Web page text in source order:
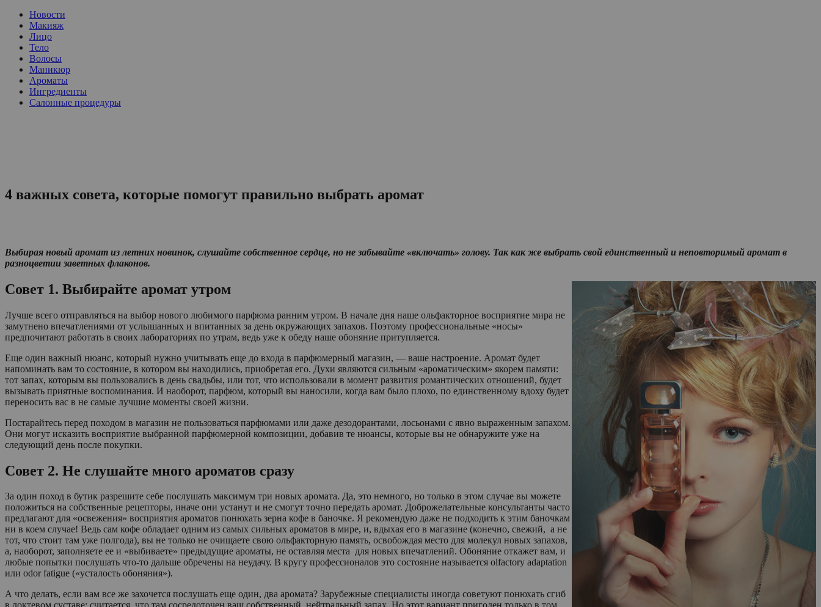
Новости
Макияж
Лицо
Тело
Волосы
Маникюр
Ароматы
Ингредиенты
Салонные процедуры
4 важных совета, которые помогут правильно выбрать аромат
Выбирая новый аромат из летних новинок, слушайте собственное сердце, но не забывайте «включать» голову. Так как же выбрать свой единственный и неповторимый аромат в
разноцветии заветных флаконов.
Совет 1. Выбирайте аромат утром
Лучше всего отправляться на выбор нового любимого парфюма ранним утром. В начале дня наше ольфакторное восприятие мира не
замутнено впечатлениями от услышанных и впитанных за день окружающих запахов. Поэтому профессиональные «носы»
предпочитают работать в своих лабораториях по утрам, ведь уже к обеду наше обоняние притупляется.
Еще один важный нюанс, который нужно учитывать еще до входа в парфюмерный магазин, — ваше настроение. Аромат будет
напоминать вам то состояние, в котором вы находились, приобретая его. Духи являются сильным «ароматическим» якорем памяти:
тот запах, которым вы пользовались в день свадьбы, или тот, что использовали в момент развития романтических отношений, будет
вызывать приятные воспоминания. И наоборот, парфюм, который вы наносили, когда вам было плохо, по единственному вдоху будет
переносить вас в не самые лучшие моменты своей жизни.
Постарайтесь перед походом в магазин не пользоваться парфюмами или даже дезодорантами, лосьонами с явно выраженным запахом.
Они могут исказить восприятие выбранной парфюмерной композиции, добавив те нюансы, которые вы не обнаружите уже на
следующий день после покупки.
Совет 2. Не слушайте много ароматов сразу
За один поход в бутик разрешите себе послушать максимум три новых аромата. Да, это немного, но только в этом случае вы можете
положиться на собственные рецепторы, иначе они устанут и не смогут точно передать аромат. Доброжелательные консультанты часто
предлагают для «освежения» восприятия ароматов понюхать зерна кофе в баночке. Я рекомендую даже не подходить к этим баночкам
ни в коем случае! Ведь сам кофе обладает одним из самых сильных ароматов в мире, и, вдыхая его в магазине (конечно, свежий, а не
тот, что стоит там уже полгода), вы не только не очищаете свою ольфакторную память, освобождая место для молекул новых запахов,
а, наоборот, заполняете ее и «выбиваете» предыдущие ароматы, не оставляя места для новых впечатлений. Обоняние откажет вам, и
любые попытки послушать что-то дальше обречены на неудачу. В кругу профессионалов это состояние называется olfactory adaptation
или odor fatigue («усталость обоняния»).
А что делать, если вам все же захочется послушать еще один, два аромата? Зарубежные специалисты иногда советуют понюхать сгиб